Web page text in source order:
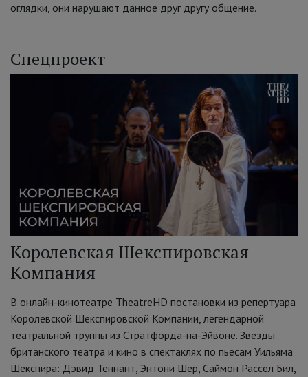
оглядки, они нарушают данное друг другу общение.
Спецпроект
Королевская Шекспировская
Компания
В онлайн-кинотеатре TheatreHD постановки из репертуара
Королевской Шекспировской Компании, легендарной
театральной труппы из Стратфорда-на-Эйвоне. Звезды
британского театра и кино в спектаклях по пьесам Уильяма
Шекспира: Дэвид Теннант, Энтони Шер, Саймон Рассел Бил,